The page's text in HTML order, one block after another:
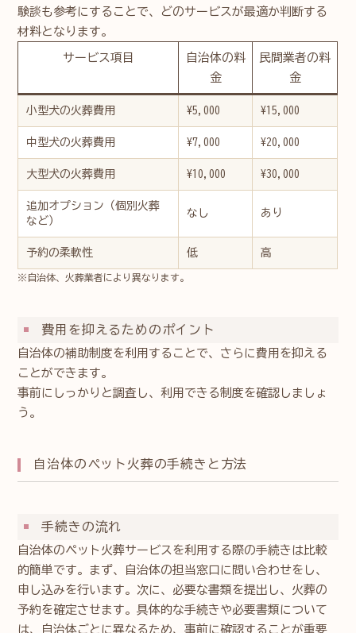
験談も参考にすることで、どのサービスが最適か判断する
材料となります。
サービス項目
自治体の料
金
民間業者の料
金
小型犬の火葬費用 ¥5,000 ¥15,000
中型犬の火葬費用 ¥7,000 ¥20,000
大型犬の火葬費用 ¥10,000 ¥30,000
追加オプション（個別火葬
など）
なし あり
予約の柔軟性 低 高
※自治体、火葬業者により異なります。
費用を抑えるためのポイント
自治体の補助制度を利用することで、さらに費用を抑える
ことができます。
事前にしっかりと調査し、利用できる制度を確認しましょ
う。
自治体のペット火葬の手続きと方法
手続きの流れ
自治体のペット火葬サービスを利用する際の手続きは比較
的簡単です。まず、自治体の担当窓口に問い合わせをし、
申し込みを行います。次に、必要な書類を提出し、火葬の
予約を確定させます。具体的な手続きや必要書類について
は、自治体ごとに異なるため、事前に確認することが重要